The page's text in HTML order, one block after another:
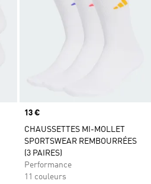
Prix
13 €
CHAUSSETTES MI-MOLLET
SPORTSWEAR REMBOURRÉES
(3 PAIRES)
Performance
11 couleurs